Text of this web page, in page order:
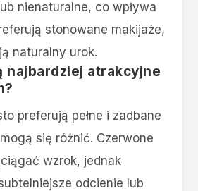
nienaturalne, co wpływa
stonowane makijaże,
naturalny urok.
najbardziej atrakcyjne
preferują pełne i zadbane
się różnić. Czerwone
wzrok, jednak
odcienie lub